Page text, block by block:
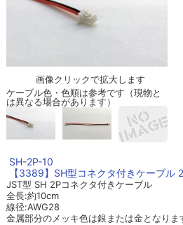
画像クリックで拡大します
ケーブル色・色順は参考です（現物と
は異なる場合があります）
SH-2P-10
【3389】SH型コネクタ付きケーブル
JST型 SH 2Pコネクタ付きケーブル
全長:約10cm
線径:AWG28
金属部分のメッキ色は銀または金となりま